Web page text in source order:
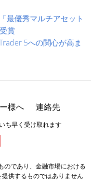
最優秀マルチアセット
賞
5への関心が高ま
様へ 連絡先
ち早く受け取れます
のであり、金融市場における
供するものではありません